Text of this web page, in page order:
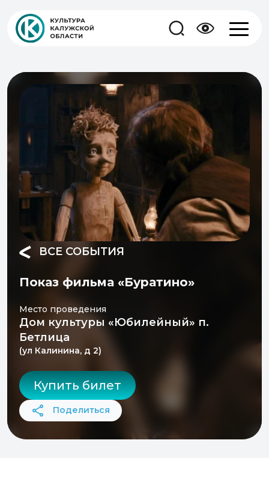
ВСЕ СОБЫТИЯ
Показ фильма «Буратино»
Место проведения
Дом культуры «Юбилейный» п.
Бетлица
(ул Калинина, д 2)
Купить билет
Поделиться